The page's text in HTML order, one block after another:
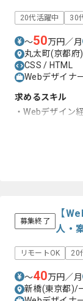
20代活躍中 30
〜50万円／月
丸太町(京都府)
CSS / HTML
Webデザイナ
求めるスキル
・Webデザイン
募集終了
【
人・
リモートOK 20
〜40万円／月
新橋(東京都)/